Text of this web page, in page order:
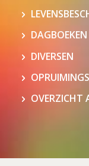
DAGBOEKEN
DIVERSEN
OVERZICHT